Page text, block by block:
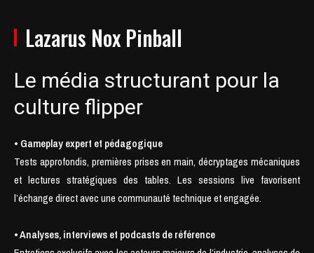
Lazarus Nox Pinball
Le média structurant pour la
culture flipper
• Gameplay expert et pédagogique
Tests approfondis, premières prises en main, décryptages mécaniques
et lectures stratégiques des tables. Les sessions live favorisent
l’échange direct avec une communauté technique et engagée.
• Analyses, interviews et podcasts de référence